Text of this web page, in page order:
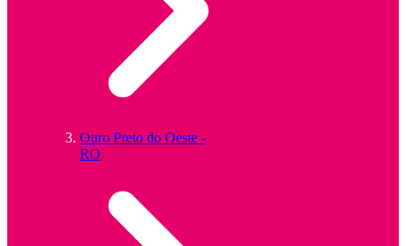
Ouro Preto do Oeste -
RO